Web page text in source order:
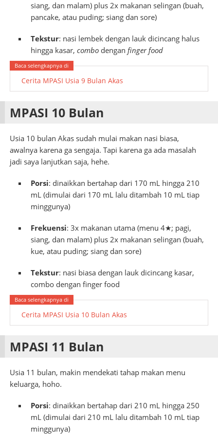
siang, dan malam) plus 2x makanan selingan (buah,
pancake, atau puding; siang dan sore)
Tekstur: nasi lembek dengan lauk dicincang halus
hingga kasar, combo dengan finger food
Cerita MPASI Usia 9 Bulan Akas
MPASI 10 Bulan
Usia 10 bulan Akas sudah mulai makan nasi biasa,
awalnya karena ga sengaja. Tapi karena ga ada masalah
jadi saya lanjutkan saja, hehe.
Porsi: dinaikkan bertahap dari 170 mL hingga 210
mL (dimulai dari 170 mL lalu ditambah 10 mL tiap
minggunya)
Frekuensi: 3x makanan utama (menu 4★; pagi,
siang, dan malam) plus 2x makanan selingan (buah,
kue, atau puding; siang dan sore)
Tekstur: nasi biasa dengan lauk dicincang kasar,
combo dengan finger food
Cerita MPASI Usia 10 Bulan Akas
MPASI 11 Bulan
Usia 11 bulan, makin mendekati tahap makan menu
keluarga, hoho.
Porsi: dinaikkan bertahap dari 210 mL hingga 250
mL (dimulai dari 210 mL lalu ditambah 10 mL tiap
minggunya)